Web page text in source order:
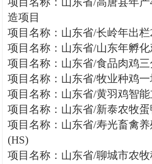
造项目
项目名称：山东省/长岭年出
项目名称：山东省/山东年孵
项目名称：山东省/食品肉鸡
项目名称：山东省/牧业种鸡一
项目名称：山东省/黄羽鸡智
项目名称：山东省/新泰农牧
项目名称：山东省/寿光畜禽
(HS)
项目名称：山东省/聊城市农